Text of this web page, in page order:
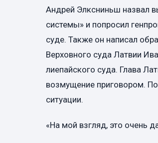
Андрей Элксниньш назвал
системы» и попросил
суде. Также он написал
Верховного суда Латвии
лиепайского суда. Глава
возмущение приговором.
ситуации.
«На мой взгляд, это очень